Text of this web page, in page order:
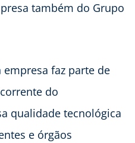
também do Grupo
empresa faz parte de
do
qualidade tecnológica
e órgãos